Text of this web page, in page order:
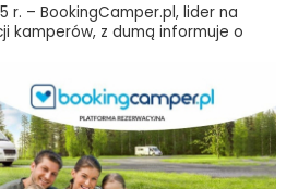
r. – BookingCamper.pl, lider na
kamperów, z dumą informuje o